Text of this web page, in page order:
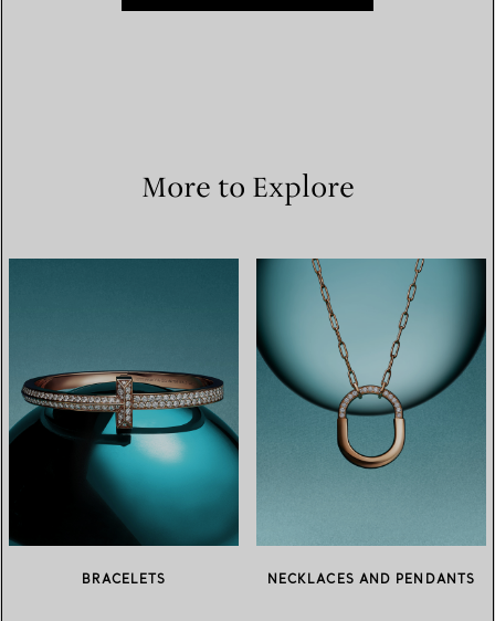
More to Explore
BRACELETS NECKLACES AND PENDANTS